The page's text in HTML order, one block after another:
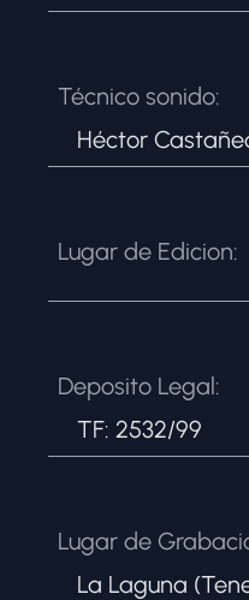
Técnico sonido:
Héctor
Lugar de Edicion:
Deposito Legal:
TF: 2532/99
Lugar de
La Laguna